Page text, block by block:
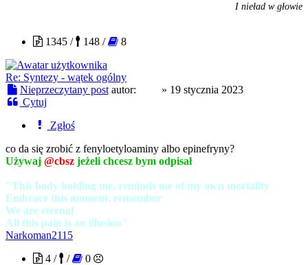
I nieład w głowie
1345 /
148 / 8
Re: Syntezy - wątek ogólny
Nieprzeczytany post autor: » 19 stycznia 2023
Cytuj
Zgłoś
co da się zrobić z fenyloetyloaminy albo epinefryny?
Używaj @cbsz jeżeli chcesz bym odpisał
"This body holding me, reminds me of my own mortality
Embrace this moment, remember
We are eternal
All this pain is an illusion"
Narkoman2115
4 /
/ 0